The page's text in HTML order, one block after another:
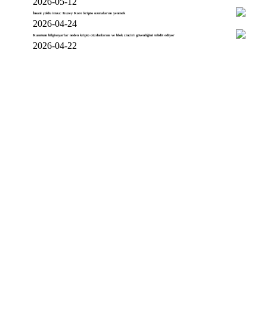
İnsani çoklu imza: Kuzey Kore kripto sızmalarını yenmek
2026-04-24
Kuantum bilgisayarlar neden kripto cüzdanlarını ve blok zinciri güvenliğini tehdit ediyor
2026-04-22